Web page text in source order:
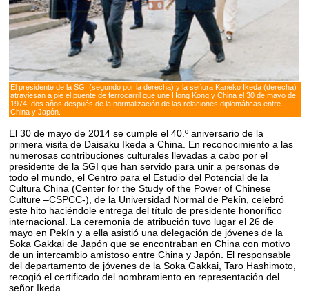
El presidente de la SGI (segundo por la derecha) y la señora Kaneko Ikeda (derecha)
atraviesan a pie el puente de ferrocarril que une Hong Kong y China el 30 de mayo de
1974, dos años después de la normalización de las relaciones diplomáticas entre
China y Japón.
El 30 de mayo de 2014 se cumple el 40.º aniversario de la
primera visita de Daisaku Ikeda a China. En reconocimiento a las
numerosas contribuciones culturales llevadas a cabo por el
presidente de la SGI que han servido para unir a personas de
todo el mundo, el Centro para el Estudio del Potencial de la
Cultura China (Center for the Study of the Power of Chinese
Culture –CSPCC-), de la Universidad Normal de Pekín, celebró
este hito haciéndole entrega del título de presidente honorífico
internacional. La ceremonia de atribución tuvo lugar el 26 de
mayo en Pekín y a ella asistió una delegación de jóvenes de la
Soka Gakkai de Japón que se encontraban en China con motivo
de un intercambio amistoso entre China y Japón. El responsable
del departamento de jóvenes de la Soka Gakkai, Taro Hashimoto,
recogió el certificado del nombramiento en representación del
señor Ikeda.